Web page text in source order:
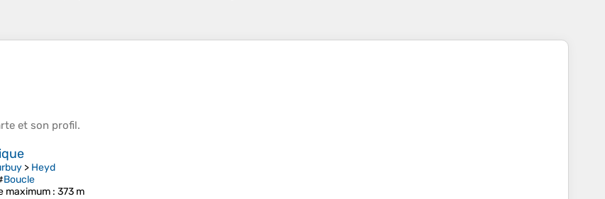
et son profil.
> Heyd
Boucle
maximum : 373 m